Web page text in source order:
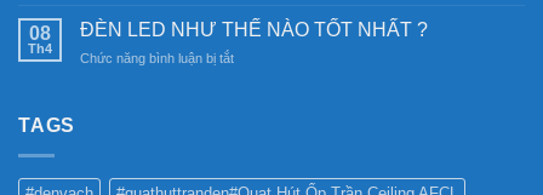
sáng
bền
Nam
6SS-
NÊN
DỤNG
QUẢNG
08
Th4
ĐÈN LED NHƯ THẾ NÀO TỐT NHẤT ?
Chức năng bình luận bị tắtở
TỐT
TAGS